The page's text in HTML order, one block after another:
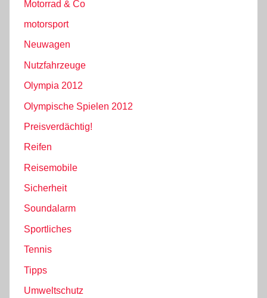
Motorrad & Co
motorsport
Neuwagen
Nutzfahrzeuge
Olympia 2012
Olympische Spielen 2012
Preisverdächtig!
Reifen
Reisemobile
Sicherheit
Soundalarm
Sportliches
Tennis
Tipps
Umweltschutz